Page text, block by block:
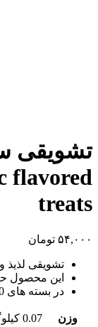
تشویقی
flavored
treats
۵۴,۰۰۰ تومان
تشویقی لذیذ
این محصول
در بسته های 70 گرمی در بازار عرضه شده است .
وزن
0.07 کیلوگرم